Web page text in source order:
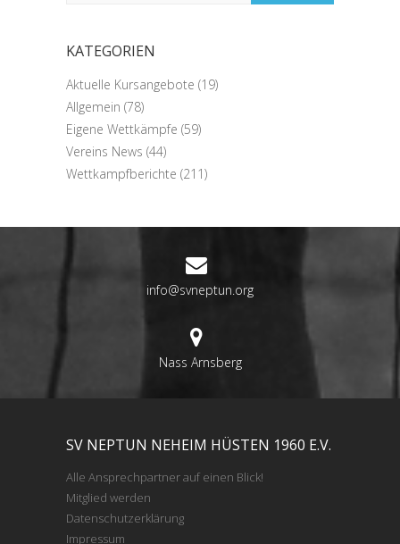
KATEGORIEN
Aktuelle Kursangebote (19)
Allgemein (78)
Eigene Wettkämpfe (59)
Vereins News (44)
Wettkampfberichte (211)
info@svneptun.org
Nass Arnsberg
SV NEPTUN NEHEIM HÜSTEN 1960 E.V.
Alle Ansprechpartner auf einen Blick!
Mitglied werden
Datenschutzerklärung
Impressum